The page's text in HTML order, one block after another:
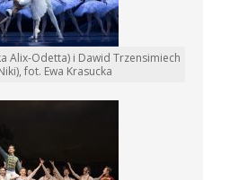
Alix-Odetta) i Dawid Trzensimiech
fot. Ewa Krasucka